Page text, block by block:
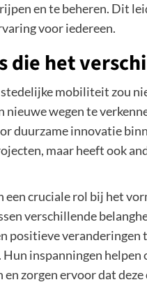
en te beheren. Dit
voor iedereen.
die het
mobiliteit zou
nieuwe wegen te
duurzame innovatie
maar heeft ook
een cruciale rol bij het
verschillende
positieve veranderingen
inspanningen helpen
zorgen ervoor dat